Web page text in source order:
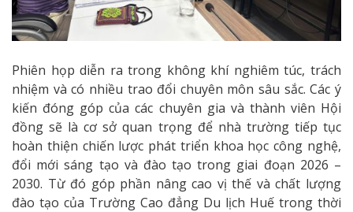
Phiên họp diễn ra trong không khí nghiêm túc, trách
nhiệm và có nhiều trao đổi chuyên môn sâu sắc. Các ý
kiến đóng góp của các chuyên gia và thành viên Hội
đồng sẽ là cơ sở quan trọng để nhà trường tiếp tục
hoàn thiện chiến lược phát triển khoa học công nghệ,
đổi mới sáng tạo và đào tạo trong giai đoạn 2026 –
2030. Từ đó góp phần nâng cao vị thế và chất lượng
đào tạo của Trường Cao đẳng Du lịch Huế trong thời